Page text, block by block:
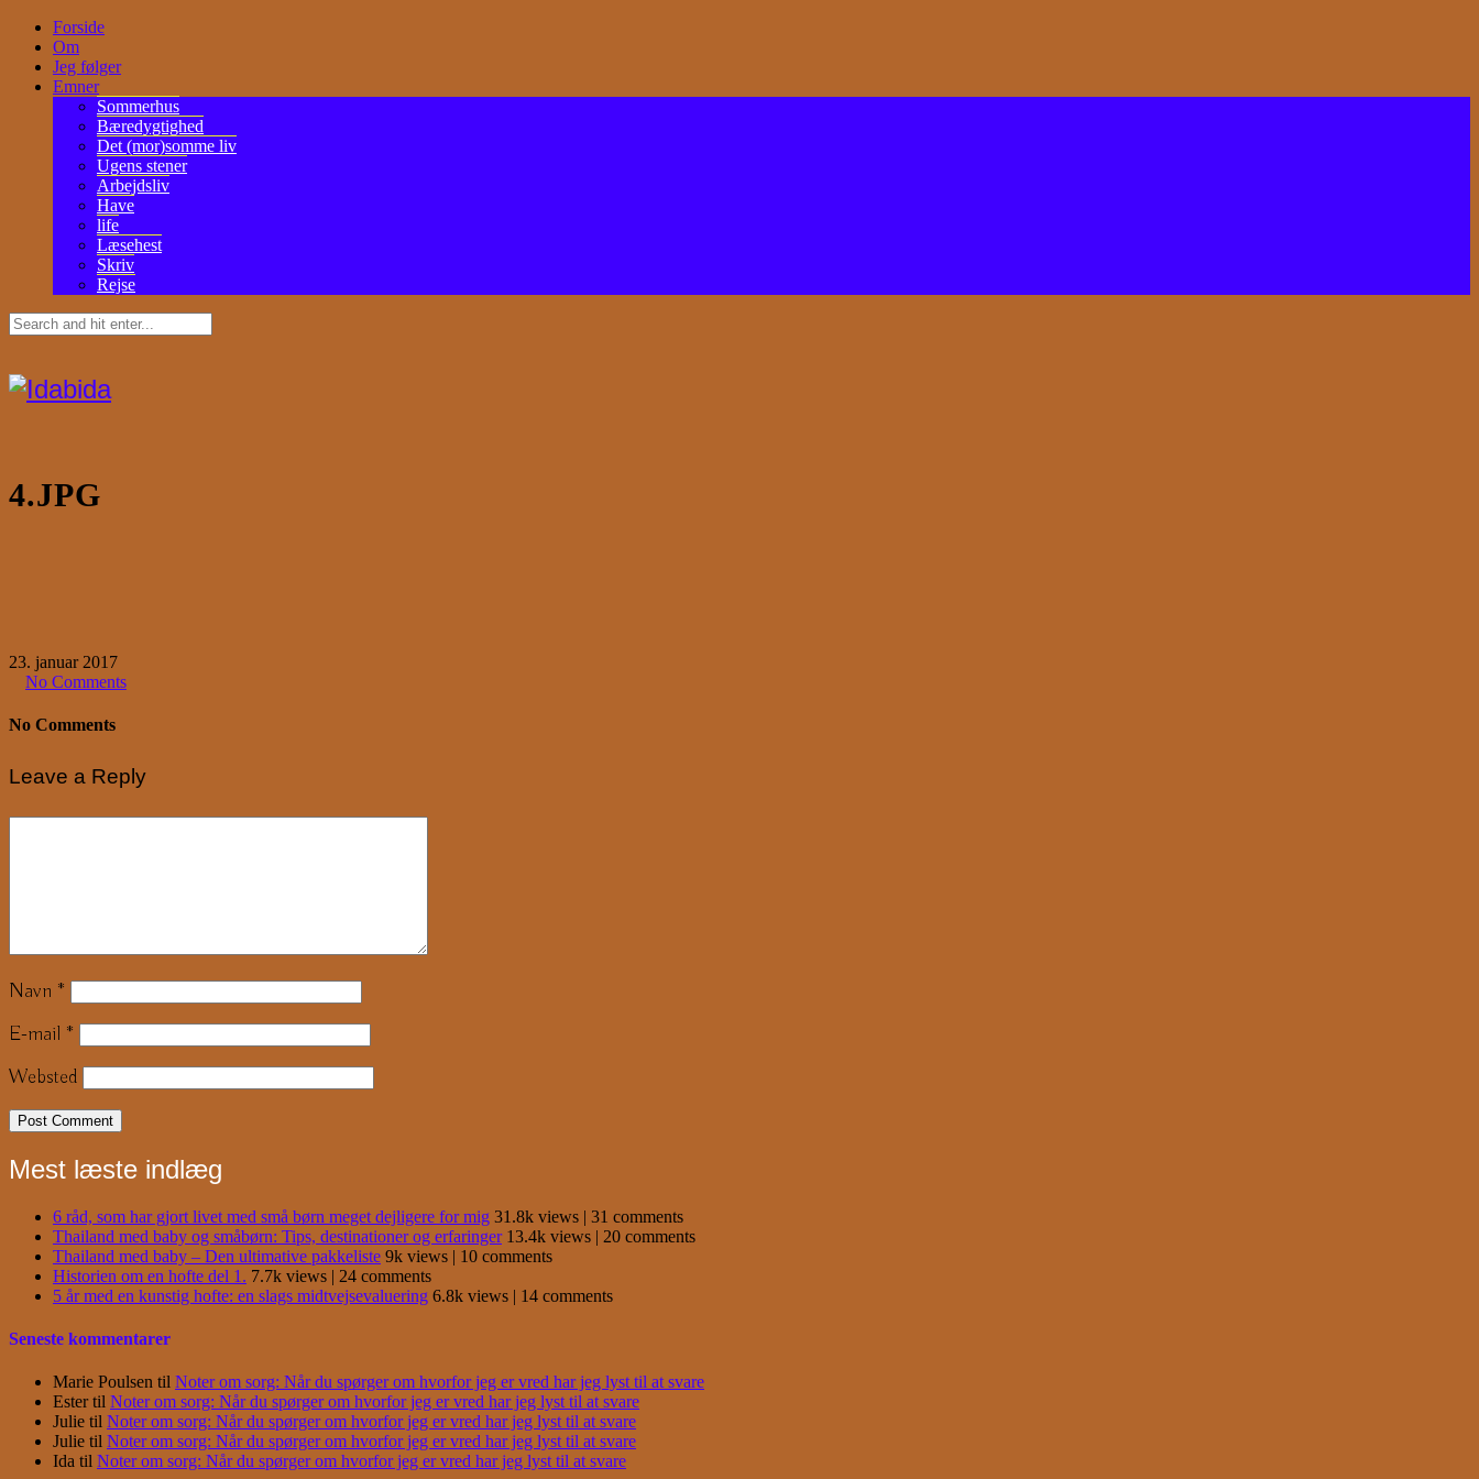
Forside
Om
Jeg følger
Emner
Sommerhus
Bæredygtighed
Det (mor)somme liv
Ugens stener
Arbejdsliv
Have
life
Læsehest
Skriv
Rejse
4.JPG
23. januar 2017
No Comments
No Comments
Leave a Reply
Navn *
E-mail *
Websted
Mest læste indlæg
6 råd, som har gjort livet med små børn meget dejligere for mig 31.8k views | 31 comments
Thailand med baby og småbørn: Tips, destinationer og erfaringer 13.4k views | 20 comments
Thailand med baby – Den ultimative pakkeliste 9k views | 10 comments
Historien om en hofte del 1. 7.7k views | 24 comments
5 år med en kunstig hofte: en slags midtvejsevaluering 6.8k views | 14 comments
Seneste kommentarer
Marie Poulsen til Noter om sorg: Når du spørger om hvorfor jeg er vred har jeg lyst til at svare
Estertil Noter om sorg: Når du spørger om hvorfor jeg er vred har jeg lyst til at svare
Julie til Noter om sorg: Når du spørger om hvorfor jeg er vred har jeg lyst til at svare
Julie til Noter om sorg: Når du spørger om hvorfor jeg er vred har jeg lyst til at svare
Ida til Noter om sorg: Når du spørger om hvorfor jeg er vred har jeg lyst til at svare